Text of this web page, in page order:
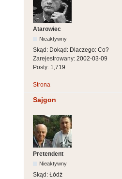
Atarowiec
Nieaktywny
Skąd: Dokąd: Dlaczego: Co?
Zarejestrowany: 2002-03-09
Posty: 1,719
Strona
Sajgon
Pretendent
Nieaktywny
Skąd: Łódź